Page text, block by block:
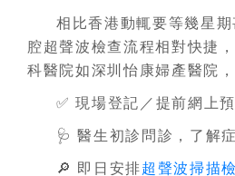
相比香港動輒要等幾星
腔超聲波檢查流程相對快捷
科醫院如深圳怡康婦產醫院
✅ 現場登記／提前網上
🩺 醫生初診問診，了解
🔎 即日安排超聲波掃描